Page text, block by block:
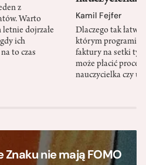
z
Warto
dojrzałe
ich
to czas
Kamil Fejfer
Dlaczego tak
którym
faktury na setki
może płacić
nauczycielka czy
nie mają FOMO